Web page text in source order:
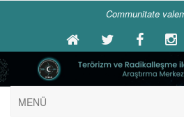
Communitate
MENÜ